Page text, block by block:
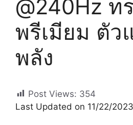
@240Hz ท
พรีเมียม ตัว
พลัง
Post Views: 354
Last Updated on 11/22/